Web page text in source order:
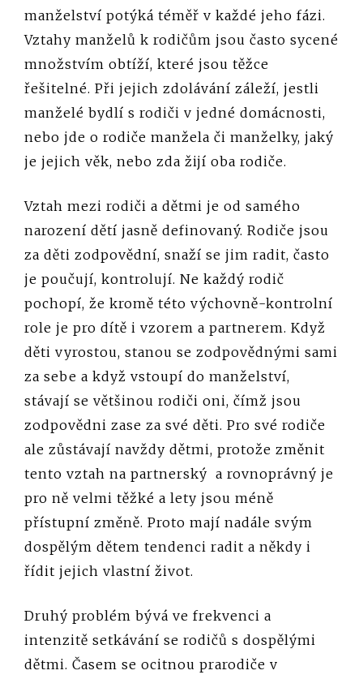
manželství potýká téměř v každé jeho fázi.
Vztahy manželů k rodičům jsou často sycené
množstvím obtíží, které jsou těžce
řešitelné. Při jejich zdolávání záleží, jestli
manželé bydlí s rodiči v jedné domácnosti,
nebo jde o rodiče manžela či manželky, jaký
je jejich věk, nebo zda žijí oba rodiče.
Vztah mezi rodiči a dětmi je od samého
narození dětí jasně definovaný. Rodiče jsou
za děti zodpovědní, snaží se jim radit, často
je poučují, kontrolují. Ne každý rodič
pochopí, že kromě této výchovně-kontrolní
role je pro dítě i vzorem a partnerem. Když
děti vyrostou, stanou se zodpovědnými sami
za sebe a když vstoupí do manželství,
stávají se většinou rodiči oni, čímž jsou
zodpovědni zase za své děti. Pro své rodiče
ale zůstávají navždy dětmi, protože změnit
tento vztah na partnerský a rovnoprávný je
pro ně velmi těžké a lety jsou méně
přístupní změně. Proto mají nadále svým
dospělým dětem tendenci radit a někdy i
řídit jejich vlastní život.
Druhý problém bývá ve frekvenci a
intenzitě setkávání se rodičů s dospělými
dětmi. Časem se ocitnou prarodiče v